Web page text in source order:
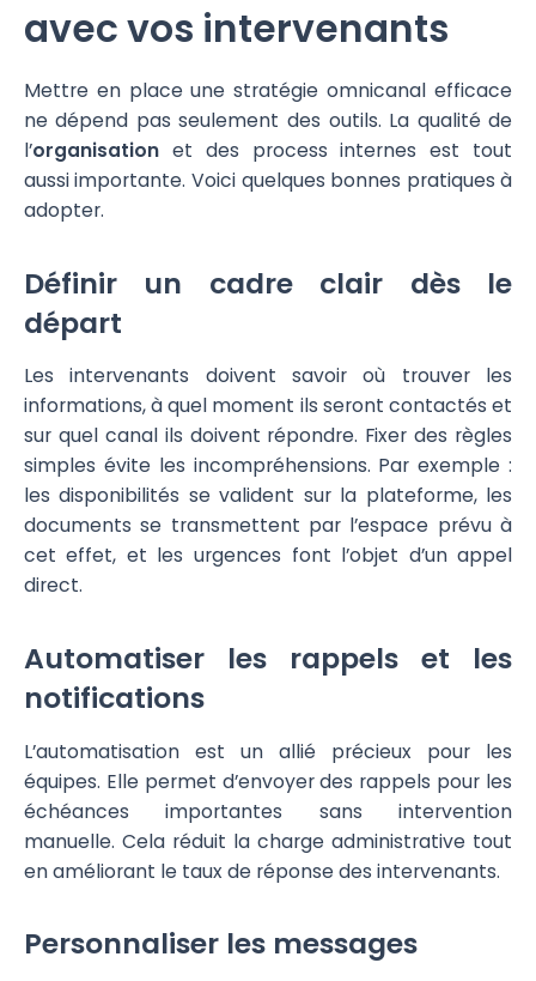
avec vos intervenants
Mettre en place une stratégie omnicanal efficace
ne dépend pas seulement des outils. La qualité de
l’organisationet des process internes est tout
aussi importante. Voici quelques bonnes pratiques à
adopter.
Définir un cadre clair dès le
départ
Les intervenants doivent savoir où trouver les
informations, à quel moment ils seront contactés et
sur quel canal ils doivent répondre. Fixer des règles
simples évite les incompréhensions. Par exemple :
les disponibilités se valident sur la plateforme, les
documents se transmettent par l’espace prévu à
cet effet, et les urgences font l’objet d’un appel
direct.
Automatiser les rappels et les
notifications
L’automatisation est un allié précieux pour les
équipes. Elle permet d’envoyer des rappels pour les
échéances importantes sans intervention
manuelle. Cela réduit la charge administrative tout
en améliorant le taux de réponse des intervenants.
Personnaliser les messages